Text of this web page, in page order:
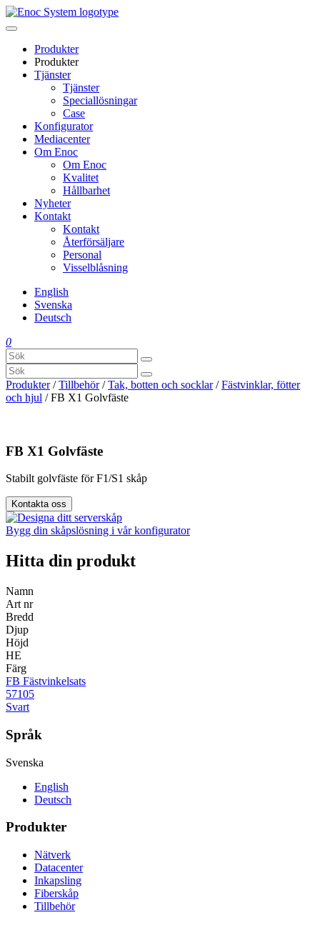
Skip
to
Produkter
Produkter
Tjänster
Tjänster
Speciallösningar
Case
Konfigurator
Mediacenter
Om Enoc
Om Enoc
Kvalitet
Hållbarhet
Nyheter
Kontakt
Kontakt
Återförsäljare
Personal
Visselblåsning
English
Svenska
Deutsch
0
Produkter/Tillbehör/Tak, botten och socklar/Fästvinklar, fötter
och hjul / FB X1 Golvfäste
FB X1 Golvfäste
Stabilt golvfäste för F1/S1 skåp
Kontakta oss
Bygg din skåpslösning i vår konfigurator
Hitta din produkt
Namn
Art nr
Bredd
Djup
Höjd
HE
Färg
FB Fästvinkelsats
57105
Svart
Språk
Svenska
English
Deutsch
Produkter
Nätverk
Datacenter
Inkapsling
Fiberskåp
Tillbehör